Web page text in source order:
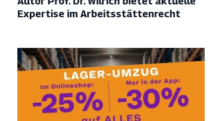
Expertise im Arbeitsstättenrecht